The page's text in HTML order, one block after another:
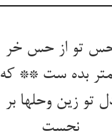
تو از حس خر
بده ست ** که
تو زین وحلها بر
نجست‏